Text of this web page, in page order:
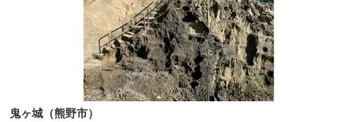
鬼ヶ城（熊野市）